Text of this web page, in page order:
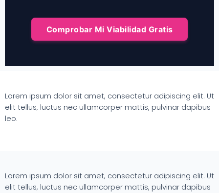
Comprobar Mi Viabilidad Gratis
Lorem ipsum dolor sit amet, consectetur adipiscing elit. Ut
elit tellus, luctus nec ullamcorper mattis, pulvinar dapibus
leo.
Lorem ipsum dolor sit amet, consectetur adipiscing elit. Ut
elit tellus, luctus nec ullamcorper mattis, pulvinar dapibus